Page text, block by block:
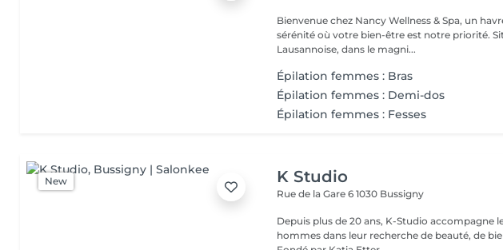
Bienvenue chez Nancy Wellness & Spa, un
sérénité où votre bien-être est notre priorité.
Lausannoise, dans le magni...
Épilation femmes : Bras
Épilation femmes : Demi-dos
Épilation femmes : Fesses
New K Studio
Rue de la Gare 61030 Bussigny
Depuis plus de 20 ans, K-Studio accompagne
hommes dans leur recherche de beauté, de